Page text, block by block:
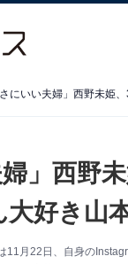
さにいい夫婦」西野未姫
婦」西野
好き山
11月22日、自身の